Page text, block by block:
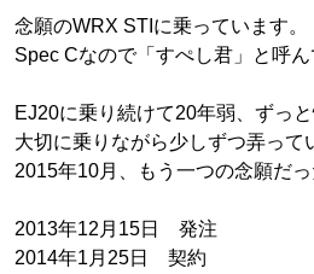
念願のWRX STIに乗っています。
Spec Cなので「すぺし君」と呼ん
EJ20に乗り続けて20年弱、ずっ
大切に乗りながら少しずつ弄って
2015年10月、もう一つの念願だっ
2013年12月15日 発注
2014年1月25日 契約